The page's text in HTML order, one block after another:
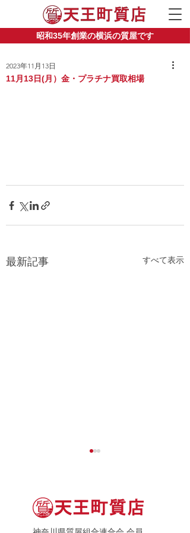
昭和35年創業の横浜の質屋です
11月13日(月）金・プラチナ買取相場
2023年11月13日
最新記事 すべて表示